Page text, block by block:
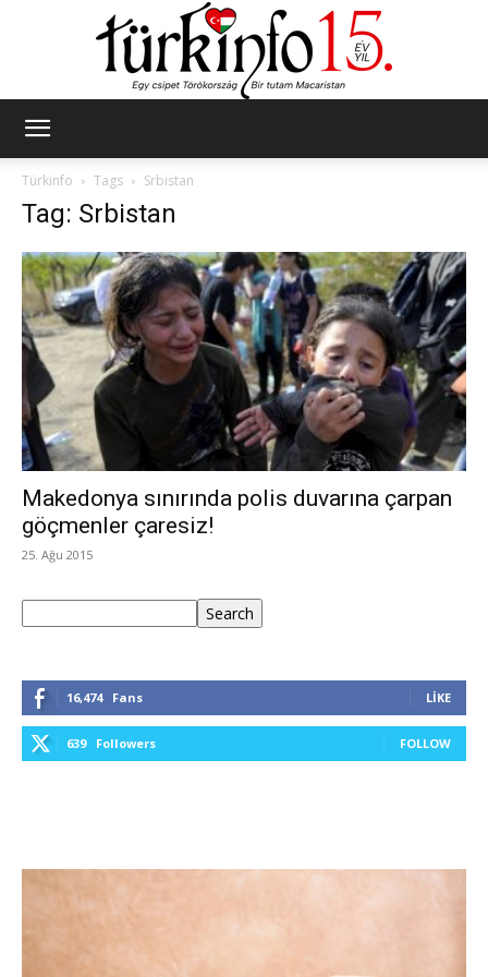
Türkinfo
Tags Srbistan
Tag: Srbistan
Makedonya sınırında polis duvarına çarpan
göçmenler çaresiz!
25. Ağu 2015
Search
16,474 Fans LIKE
639 Followers FOLLOW